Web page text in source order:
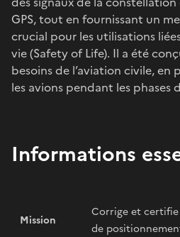
GPS, tout en fournissant un
crucial pour les utilisations
vie (Safety of Life). Il a été
besoins de l’aviation civile,
les avions pendant les phases
Informations
Mission
Corrige et certifie
de